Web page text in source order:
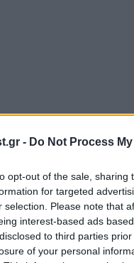
- Do Not Process
opt-out of the sale,
for targeted
selection. Please note that
interest-based ads
to third parties
of your personal